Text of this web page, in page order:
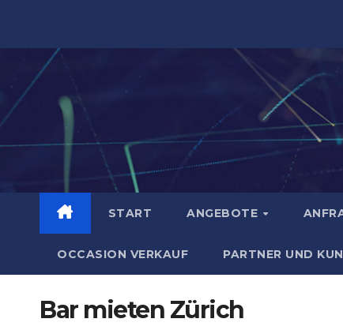
START ANGEBOTE
OCCASION VERKAUF PARTNER UND
Bar mieten Zürich